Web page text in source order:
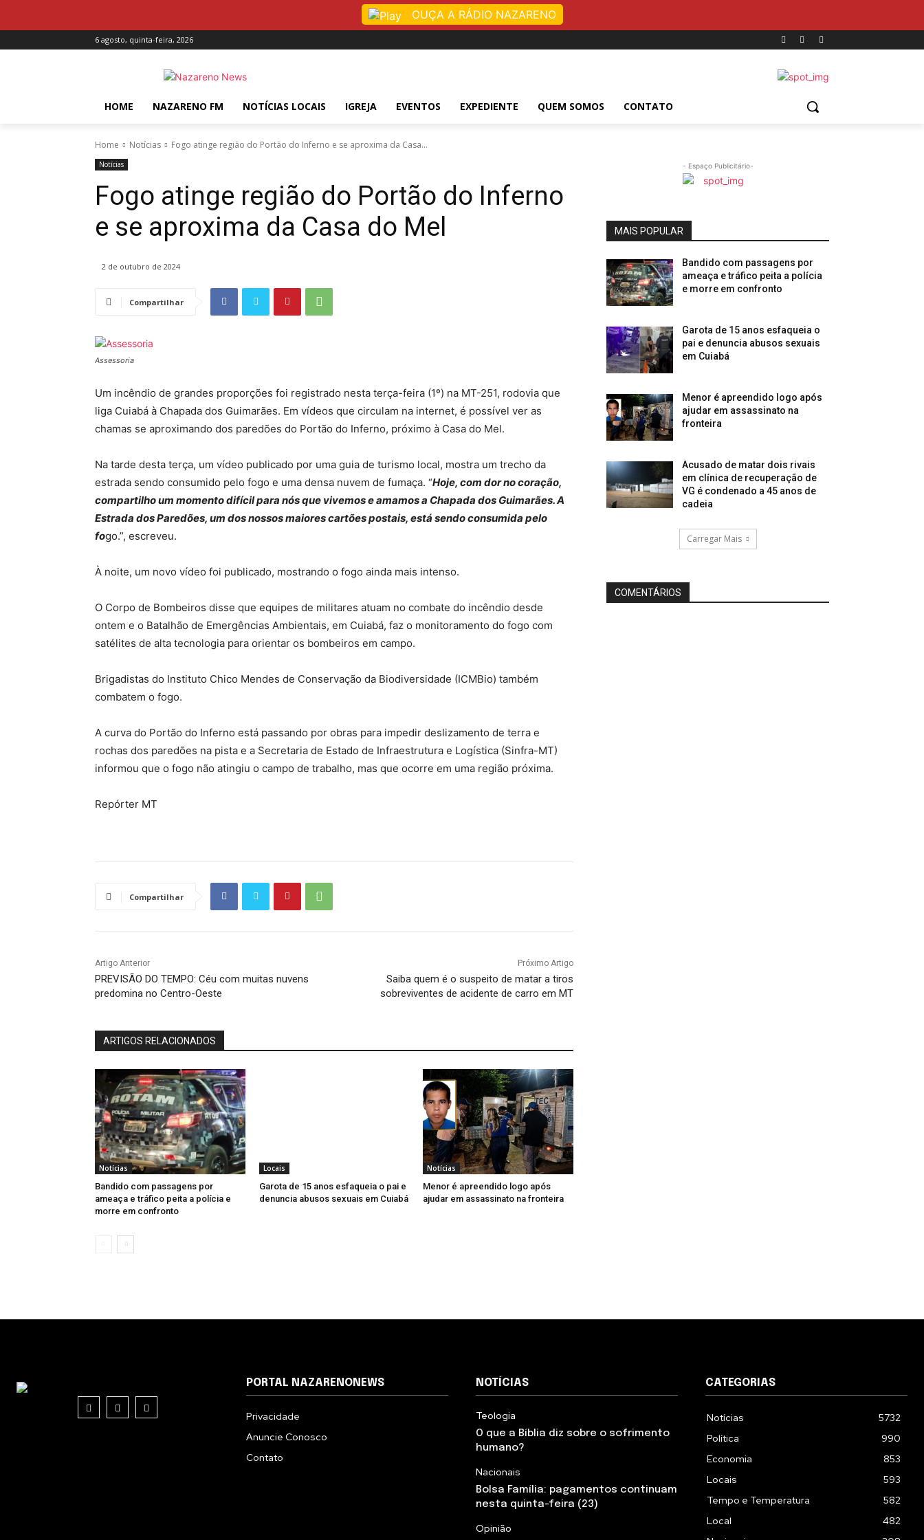
6 agosto, quinta-feira, 2026
HOME NAZARENO FM NOTÍCIAS LOCAIS IGREJA EVENTOS EXPEDIENTE QUEM SOMOS CONTATO
Home Notícias Fogo atinge região do Portão do Inferno e se aproxima da Casa...
Notícias
Fogo atinge região do Portão do Inferno
e se aproxima da Casa do Mel
2 de outubro de 2024
Compartilhar
Assessoria
Um incêndio de grandes proporções foi registrado nesta terça-feira (1º) na MT-251, rodovia que
liga Cuiabá à Chapada dos Guimarães. Em vídeos que circulam na internet, é possível ver as
chamas se aproximando dos paredões do Portão do Inferno, próximo à Casa do Mel.
Na tarde desta terça, um vídeo publicado por uma guia de turismo local, mostra um trecho da
estrada sendo consumido pelo fogo e uma densa nuvem de fumaça. “Hoje, com dor no coração,
compartilho um momento difícil para nós que vivemos e amamos a Chapada dos Guimarães. A
Estrada dos Paredões, um dos nossos maiores cartões postais, está sendo consumida pelo
fogo.”, escreveu.
À noite, um novo vídeo foi publicado, mostrando o fogo ainda mais intenso.
O Corpo de Bombeiros disse que equipes de militares atuam no combate do incêndio desde
ontem e o Batalhão de Emergências Ambientais, em Cuiabá, faz o monitoramento do fogo com
satélites de alta tecnologia para orientar os bombeiros em campo.
Brigadistas do Instituto Chico Mendes de Conservação da Biodiversidade (ICMBio) também
combatem o fogo.
A curva do Portão do Inferno está passando por obras para impedir deslizamento de terra e
rochas dos paredões na pista e a Secretaria de Estado de Infraestrutura e Logística (Sinfra-MT)
informou que o fogo não atingiu o campo de trabalho, mas que ocorre em uma região próxima.
Repórter MT
Compartilhar
Artigo Anterior
PREVISÃO DO TEMPO: Céu com muitas nuvens
predomina no Centro-Oeste
Próximo Artigo
Saiba quem é o suspeito de matar a tiros
sobreviventes de acidente de carro em MT
ARTIGOS RELACIONADOS
Notícias
Bandido com passagens por
ameaça e tráfico peita a polícia e
morre em confronto
Locais
Garota de 15 anos esfaqueia o pai e
denuncia abusos sexuais em Cuiabá
Notícias
Menor é apreendido logo após
ajudar em assassinato na fronteira
- Espaço Publicitário-
MAIS POPULAR
Bandido com passagens por
ameaça e tráfico peita a polícia
e morre em confronto
Garota de 15 anos esfaqueia o
pai e denuncia abusos sexuais
em Cuiabá
Menor é apreendido logo após
ajudar em assassinato na
fronteira
Acusado de matar dois rivais
em clínica de recuperação de
VG é condenado a 45 anos de
cadeia
Carregar Mais
COMENTÁRIOS
PORTAL NAZARENONEWS
Privacidade
Anuncie Conosco
Contato
NOTÍCIAS
Teologia
O que a Bíblia diz sobre o sofrimento
humano?
Nacionais
Bolsa Família: pagamentos continuam
nesta quinta-feira (23)
Opinião
CATEGORIAS
Notícias
5732
Política
990
Economia
853
Locais
593
Tempo e Temperatura
582
Local
482
OUÇA A RÁDIO NAZARENO